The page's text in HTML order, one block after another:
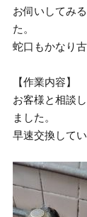
お伺いしてみ
た。
蛇口もかなり
【作業内容】
お客様と相談
ました。
早速交換して